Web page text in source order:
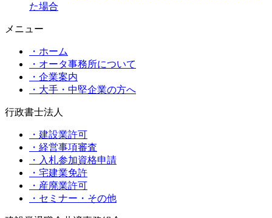
た場合
メニュー
・ホーム
・オータ事務所について
・企業案内
・大手・中堅企業の方へ
行政書士法人
・建設業許可
・経営事項審査
・入札参加資格申請
・宅建業免許
・産廃業許可
・セミナー・その他